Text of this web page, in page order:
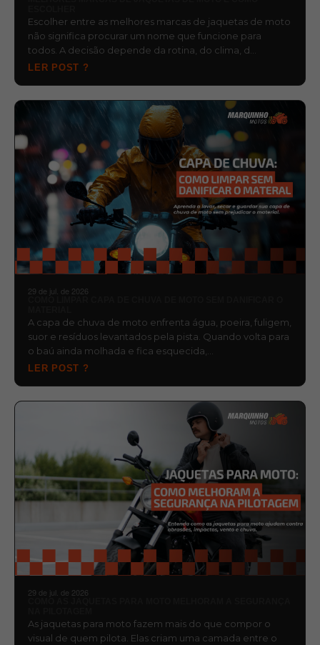
Escolher entre as melhores marcas de jaquetas de moto
não significa procurar um nome que funcione para
todos. A decisão depende da rotina, do clima, d…
LER POST ?
29 de jul. de 2026
A capa de chuva de moto enfrenta água, poeira, fuligem,
suor e resíduos levantados pela pista. Quando volta para
o baú ainda molhada e fica esquecida,…
LER POST ?
29 de jul. de 2026
As jaquetas para moto fazem mais do que compor o
visual de quem pilota. Elas criam uma camada entre o